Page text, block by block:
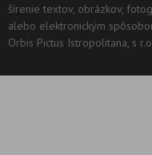
šírenie textov, obrázkov,
alebo elektronickým
Orbis Pictus Istropolitana, s